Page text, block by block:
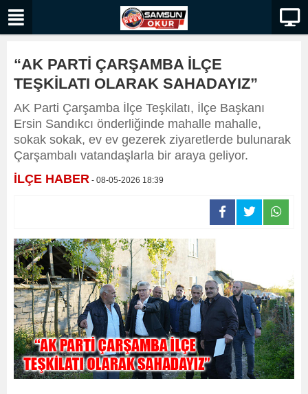
“AK PARTİ ÇARŞAMBA İLÇE
TEŞKİLATI OLARAK SAHADAYIZ”
AK Parti Çarşamba İlçe Teşkilatı, İlçe Başkanı
Ersin Sandıkcı önderliğinde mahalle mahalle,
sokak sokak, ev ev gezerek ziyaretlerde bulunarak
Çarşambalı vatandaşlarla bir araya geliyor.
İLÇE HABER - 08-05-2026 18:39